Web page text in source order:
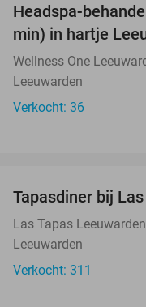
Headspa-
min) in hartje
Wellness One
Leeuwarden
Verkocht: 36
Tapasdiner bij Las
Las Tapas Leeuwarden
Leeuwarden
Verkocht: 311